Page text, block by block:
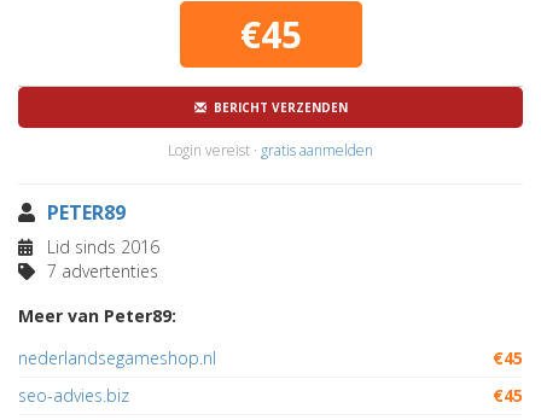
€45
BERICHT VERZENDEN
Login vereist · gratis aanmelden
PETER89
Lid sinds 2016
7 advertenties
Meer van Peter89:
nederlandsegameshop.nl
€45
seo-advies.biz
€45